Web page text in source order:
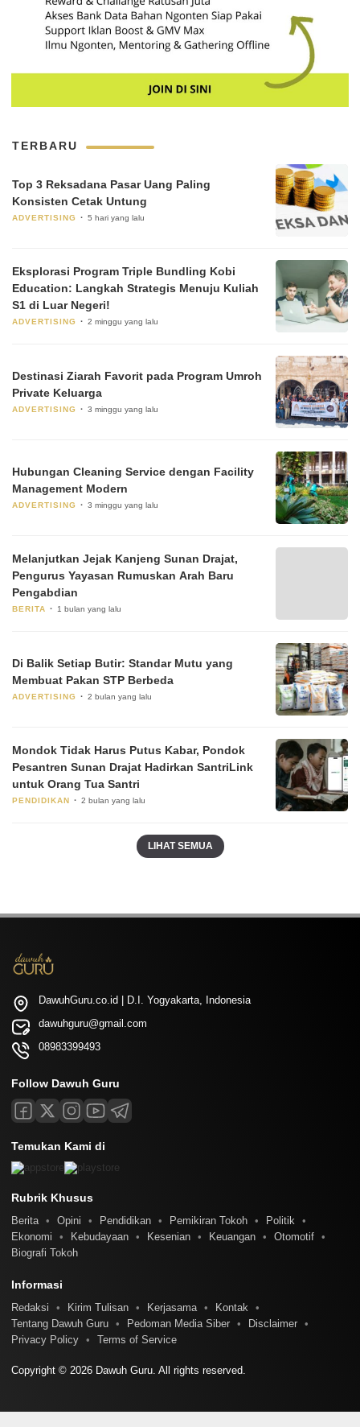
TERBARU
Top 3 Reksadana Pasar Uang Paling
Konsisten Cetak Untung
ADVERTISING 5 hari yang lalu
Eksplorasi Program Triple Bundling Kobi
Education: Langkah Strategis Menuju Kuliah
S1 di Luar Negeri!
ADVERTISING 2 minggu yang lalu
Destinasi Ziarah Favorit pada Program Umroh
Private Keluarga
ADVERTISING 3 minggu yang lalu
Hubungan Cleaning Service dengan Facility
Management Modern
ADVERTISING 3 minggu yang lalu
Melanjutkan Jejak Kanjeng Sunan Drajat,
Pengurus Yayasan Rumuskan Arah Baru
Pengabdian
BERITA 1 bulan yang lalu
Di Balik Setiap Butir: Standar Mutu yang
Membuat Pakan STP Berbeda
ADVERTISING 2 bulan yang lalu
Mondok Tidak Harus Putus Kabar, Pondok
Pesantren Sunan Drajat Hadirkan SantriLink
untuk Orang Tua Santri
PENDIDIKAN 2 bulan yang lalu
LIHAT SEMUA
DawuhGuru.co.id | D.I. Yogyakarta, Indonesia
dawuhguru@gmail.com
08983399493
Follow Dawuh Guru
Temukan Kami di
Rubrik Khusus
Berita Opini Pendidikan Pemikiran Tokoh
Politik
Ekonomi
Kebudayaan Kesenian Keuangan
Otomotif
Biografi Tokoh
Informasi
Redaksi Kirim Tulisan Kerjasama
Kontak
Tentang Dawuh Guru
Pedoman Media Siber
Disclaimer
Privacy Policy
Terms of Service
Copyright © 2026 Dawuh Guru. All rights reserved.